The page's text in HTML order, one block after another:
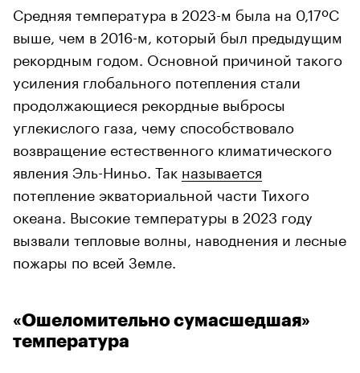
00:00 / 00:00
Средняя температура в 2023-м была на 0,17ºC
выше, чем в 2016-м, который был предыдущим
рекордным годом. Основной причиной такого
усиления глобального потепления стали
продолжающиеся рекордные выбросы
углекислого газа, чему способствовало
возвращение естественного климатического
явления Эль-Ниньо. Так называется
потепление экваториальной части Тихого
океана. Высокие температуры в 2023 году
вызвали тепловые волны, наводнения и лесные
пожары по всей Земле.
«Ошеломительно сумасшедшая»
температура